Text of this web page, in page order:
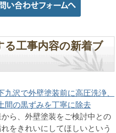
工事内容の新着ブ
九沢で外壁塗装前に高圧洗浄、
間の黒ずみを丁寧に除去
ら、外壁塗装をご検討中との
をきれいにしてほしいという